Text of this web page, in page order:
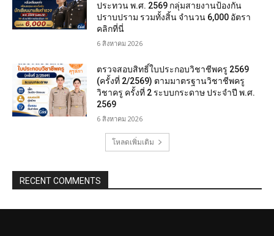
ประทวน พ.ศ. 2569 กลุ่มสายงานป้องกัน
ปราบปราม รวมทั้งสิ้น จำนวน 6,000 อัตรา
คลิกที่นี่
6 สิงหาคม 2026
ตรวจสอบสิทธิ์ใบประกอบวิชาชีพครู 2569
(ครั้งที่ 2/2569) ตามมาตรฐานวิชาชีพครู
วิชาครู ครั้งที่ 2 ระบบกระดาษ ประจำปี พ.ศ.
2569
6 สิงหาคม 2026
โหลดเพิ่มเติม
RECENT COMMENTS